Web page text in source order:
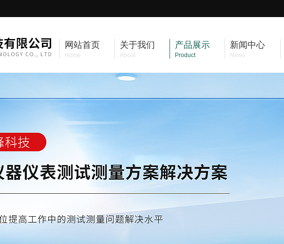
网站首页
Home
关于我们
About
产品展示
Product
新闻中心
News